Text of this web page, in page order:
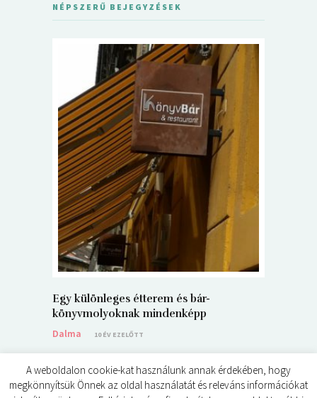
NÉPSZERŰ BEJEGYZÉSEK
Egy különleges étterem és bár-
könyvmolyoknak mindenképp
Dalma
10 ÉV EZELŐTT
A weboldalon cookie-kat használunk annak érdekében, hogy
megkönnyítsük Önnek az oldal használatát és releváns információkat